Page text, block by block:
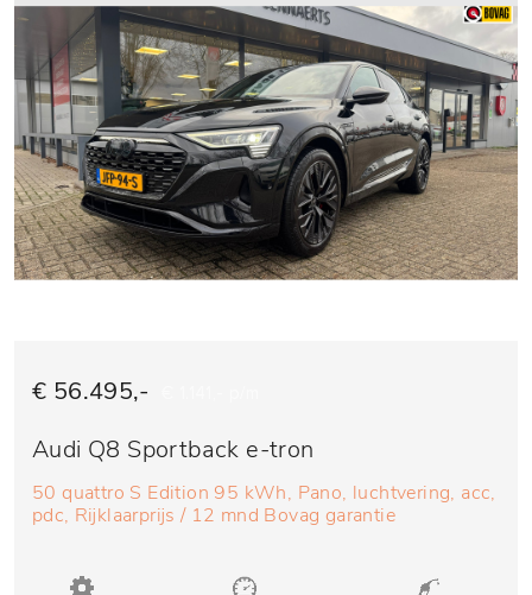
€ 56.495,-
Audi Q8 Sportback e-tron
50 quattro S Edition 95 kWh, Pano, luchtvering, acc,
pdc, Rijklaarprijs / 12 mnd Bovag garantie